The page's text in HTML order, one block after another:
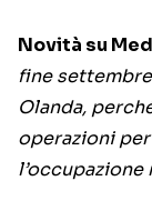
Novità su
fine
Olanda,
operazioni